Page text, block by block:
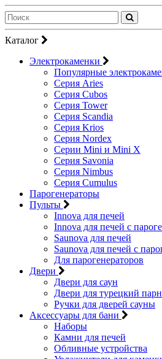
Каталог
Электрокаменки
Популярные
Серия Aries
Серия Cubos
Серия Tower
Серия Scandia
Серия Krios
Серия Nordex
Серии Mini и Mini X
Серия Savonia
Серия Nimbus
Серия Cumulus
Парогенераторы
Пульты
Innova для печей
Innova для печей с
Saunova для печей
Saunova для печей с
Для парогенераторов
Двери
Двери для саун
Двери для турецкий
Ручки для дверей сауны
Аксессуары для бани
Наборы
Камни для печей
Обливные устройства